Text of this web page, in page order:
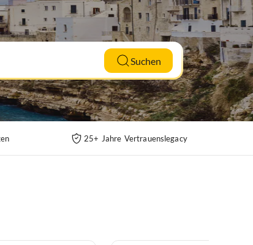
Suchen
25+ Jahre Vertrauenslegacy